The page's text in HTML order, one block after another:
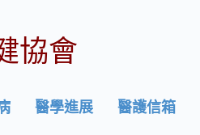
協會
醫學進展 醫護信箱